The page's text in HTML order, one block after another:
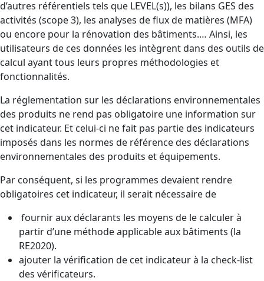
d’autres référentiels tels que LEVEL(s)), les bilans GES des
activités (scope 3), les analyses de flux de matières (MFA)
ou encore pour la rénovation des bâtiments.… Ainsi, les
utilisateurs de ces données les intègrent dans des outils de
calcul ayant tous leurs propres méthodologies et
fonctionnalités.
La réglementation sur les déclarations environnementales
des produits ne rend pas obligatoire une information sur
cet indicateur. Et celui-ci ne fait pas partie des indicateurs
imposés dans les normes de référence des déclarations
environnementales des produits et équipements.
Par conséquent, si les programmes devaient rendre
obligatoires cet indicateur, il serait nécessaire de
fournir aux déclarants les moyens de le calculer à
partir d’une méthode applicable aux bâtiments (la
RE2020).
ajouter la vérification de cet indicateur à la check-list
des vérificateurs.